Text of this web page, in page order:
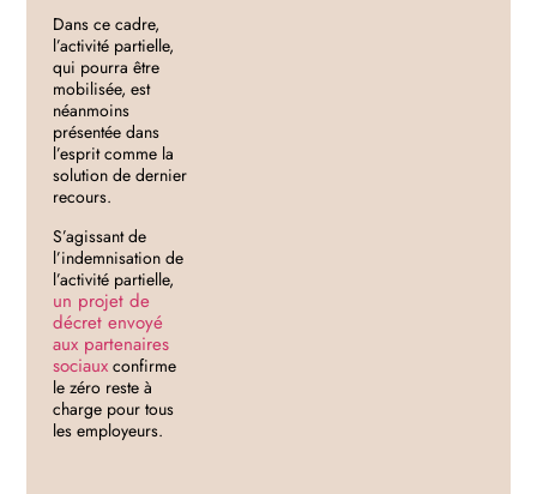
Dans ce cadre,
l’activité partielle,
qui pourra être
mobilisée, est
néanmoins
présentée dans
l’esprit comme la
solution de dernier
recours.
S’agissant de
l’indemnisation de
l’activité partielle,
un projet de
décret envoyé
aux partenaires
sociaux confirme
le zéro reste à
charge pour tous
les employeurs.